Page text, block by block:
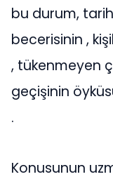
bu durum,
becerisinin ,
, tükenmeyen
geçişinin
.
Konusunun